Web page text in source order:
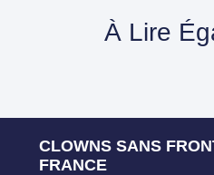
À Lire
CLOWNS SANS
FRANCE